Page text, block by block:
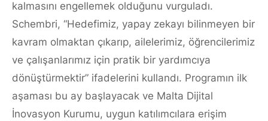
kalmasını engellemek olduğunu vurguladı.
Schembri, “Hedefimiz, yapay zekayı bilinmeyen bir
kavram olmaktan çıkarıp, ailelerimiz, öğrencilerimiz
ve çalışanlarımız için pratik bir yardımcıya
dönüştürmektir” ifadelerini kullandı. Programın ilk
aşaması bu ay başlayacak ve Malta Dijital
İnovasyon Kurumu, uygun katılımcılara erişim